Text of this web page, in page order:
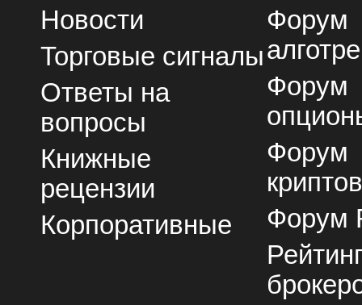
Новости
Торговые сигналы
Ответы на
вопросы
Книжные
рецензии
Корпоративные
Форум
Форум
Форум
Форум